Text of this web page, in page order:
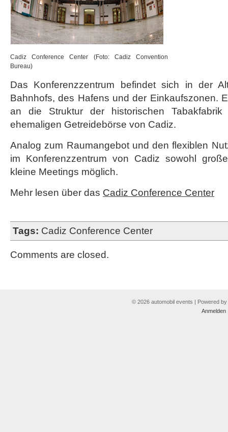
Cadiz Conference Center (Foto: Cadiz Convention
Bureau)
Das Konferenzzentrum befindet sich in der
Bahnhofs, des Hafens und der Einkaufszonen.
an die Struktur der historischen
ehemaligen Getreidebörse von Cadiz.
Analog zum Raumangebot und den flexiblen
im Konferenzzentrum von Cadiz sowohl
kleine Meetings möglich.
Mehr lesen über das Cadiz Conference Center
Tags: Cadiz Conference Center
Comments are closed.
© 2026 automobil events | Powered by
Anmelden|